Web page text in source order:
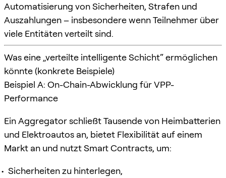
Automatisierung von Sicherheiten, Strafen und
Auszahlungen – insbesondere wenn Teilnehmer über
viele Entitäten verteilt sind.
Was eine „verteilte intelligente Schicht“ ermöglichen
könnte (konkrete Beispiele)
Beispiel A: On-Chain-Abwicklung für VPP-
Performance
Ein Aggregator schließt Tausende von Heimbatterien
und Elektroautos an, bietet Flexibilität auf einem
Markt an und nutzt Smart Contracts, um:
Sicherheiten zu hinterlegen,